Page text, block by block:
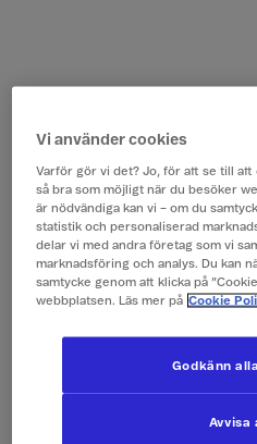
Vi använder cookies
Varför gör vi det? Jo, för att se till
så bra som möjligt när du besöker
är nödvändiga kan vi – om du
statistik och personaliserad
delar vi med andra företag som vi
marknadsföring och analys. Du kan
samtycke genom att klicka på
webbplatsen. Läs mer på Cookie
Avvisa
Godkänn